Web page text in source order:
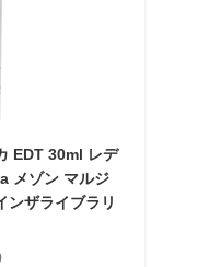
EDT 30ml レデ
メゾン マルジ
ンザライブラリ